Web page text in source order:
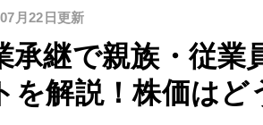
月22日更新
承継で親族・従業
を解説！株価はど